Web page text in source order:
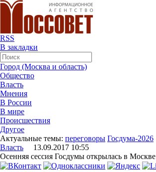
RSS
В закладки
Город (Москва и область)
Общество
Власть
Мнения
В России
В мире
Происшествия
Другое
Актуальные темы: переговоры Госдума-2026
Власть 13.09.2017 10:55
Осенняя сессия Госдумы открылась в Москве